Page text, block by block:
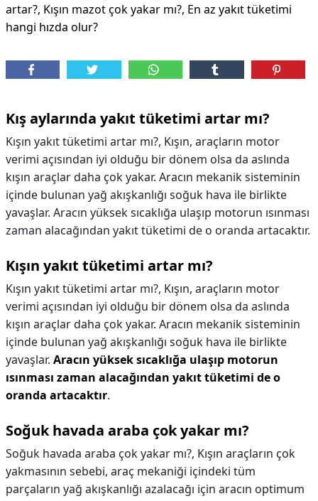
artar?, Kışın mazot çok yakar mı?, En az yakıt tüketimi
hangi hızda olur?
Kış aylarında yakıt tüketimi artar mı?
Kışın yakıt tüketimi artar mı?, Kışın, araçların motor
verimi açısından iyi olduğu bir dönem olsa da aslında
kışın araçlar daha çok yakar. Aracın mekanik sisteminin
içinde bulunan yağ akışkanlığı soğuk hava ile birlikte
yavaşlar. Aracın yüksek sıcaklığa ulaşıp motorun ısınması
zaman alacağından yakıt tüketimi de o oranda artacaktır.
Kışın yakıt tüketimi artar mı?
Kışın yakıt tüketimi artar mı?, Kışın, araçların motor
verimi açısından iyi olduğu bir dönem olsa da aslında
kışın araçlar daha çok yakar. Aracın mekanik sisteminin
içinde bulunan yağ akışkanlığı soğuk hava ile birlikte
yavaşlar. Aracın yüksek sıcaklığa ulaşıp motorun
ısınması zaman alacağından yakıt tüketimi de o
oranda artacaktır.
Soğuk havada araba çok yakar mı?
Soğuk havada araba çok yakar mı?, Kışın araçların çok
yakmasının sebebi, araç mekaniği içindeki tüm
parçaların yağ akışkanlığı azalacağı için aracın optimum